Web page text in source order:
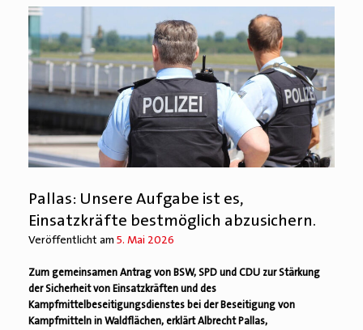
Pallas: Unsere Aufgabe ist es,
Einsatzkräfte bestmöglich abzusichern.
Veröffentlicht am 5. Mai 2026
Zum gemeinsamen Antrag von BSW, SPD und CDU zur Stärkung
der Sicherheit von Einsatzkräften und des
Kampfmittelbeseitigungsdienstes bei der Beseitigung von
Kampfmitteln in Waldflächen, erklärt Albrecht Pallas,